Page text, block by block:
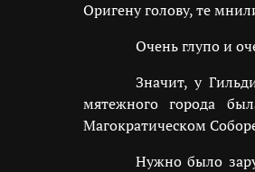
Оригену голову, те
Очень глупо и
Значит, у
мятежного города
Магократическом
Нужно было